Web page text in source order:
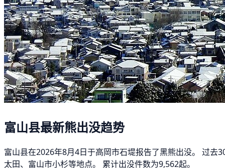
富山县最新熊出没趋势
富山县在2026年8月4日于高岡市石堤报告了黑熊出没。 过
太田、富山市小杉等地点。 累计出没件数为9,562起。